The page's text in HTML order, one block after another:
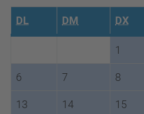
DL DM DX
1
6 7 8
13 14 15